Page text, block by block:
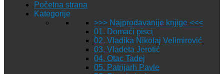
Početna strana
Kategorije
>>> Najprodavanije knjige <<<
01. Domaći pisci
02. Vladika Nikolaj Velimirović
03. Vladeta Jerotić
04. Otac Tadej
05. Patrijarh Pavle